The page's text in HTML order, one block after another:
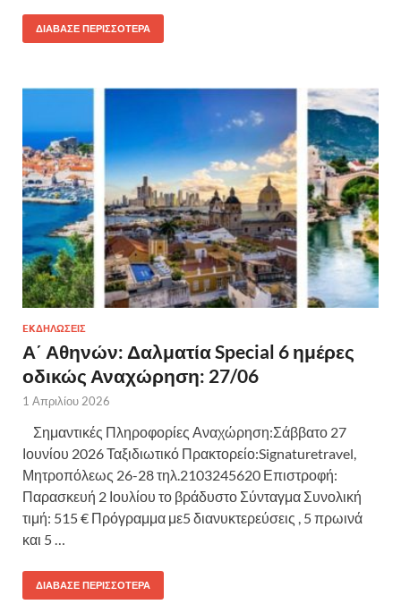
ΔΙΆΒΑΣΕ ΠΕΡΙΣΣΌΤΕΡΑ
EKΔΗΛΩΣΕΙΣ
Α΄ Αθηνών: Δαλματία Special 6 ημέρες
οδικώς Αναχώρηση: 27/06
1 Απριλίου 2026
Σημαντικές Πληροφορίες Αναχώρηση:Σάββατο 27
Ιουνίου 2026 Ταξιδιωτικό Πρακτορείο:Signaturetravel,
Μητροπόλεως 26-28 τηλ.2103245620 Επιστροφή:
Παρασκευή 2 Ιουλίου το βράδυστο Σύνταγμα Συνολική
τιμή: 515 € Πρόγραμμα με5 διανυκτερεύσεις , 5 πρωινά
και 5 …
ΔΙΆΒΑΣΕ ΠΕΡΙΣΣΌΤΕΡΑ